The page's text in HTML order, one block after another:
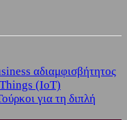
αδιαμφισβήτητος
(IoT)
για τη διπλή